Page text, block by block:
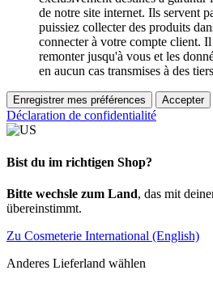
de notre site internet. Ils servent
puissiez collecter des produits
connecter à votre compte client.
remonter jusqu'à vous et les
en aucun cas transmises à des
Enregistrer mes préférences Accepter
Déclaration de confidentialité
Bist du im richtigen Shop?
Bitte wechsle zum Land, das mit
übereinstimmt.
Zu Cosmeterie International (English)
Anderes Lieferland wählen